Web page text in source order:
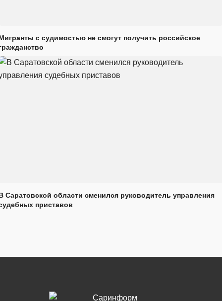
с судимостью не смогут получить российское
Саратовской области сменился руководитель управления
приставов